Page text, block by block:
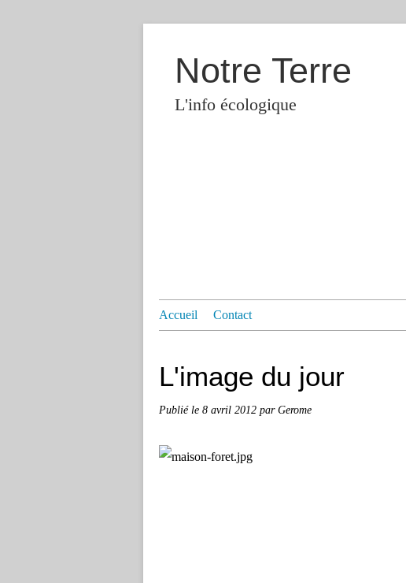
Notre Terre
L'info écologique
Accueil Contact
L'image du jour
Publié le 8 avril 2012 par Gerome